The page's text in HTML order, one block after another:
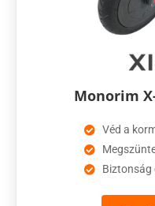
Monorim
Véd a
Biztonság